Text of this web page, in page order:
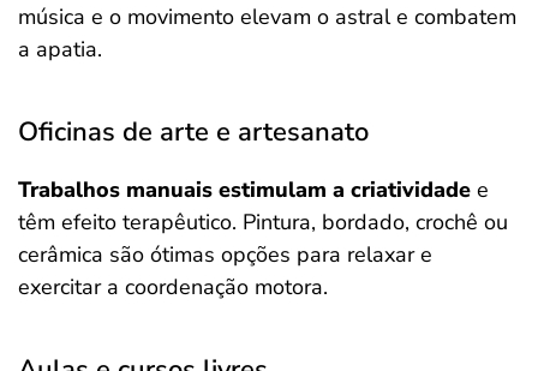
música e o movimento elevam o astral e combatem
a apatia.
Oficinas de arte e artesanato
Trabalhos manuais estimulam a criatividade e
têm efeito terapêutico. Pintura, bordado, crochê ou
cerâmica são ótimas opções para relaxar e
exercitar a coordenação motora.